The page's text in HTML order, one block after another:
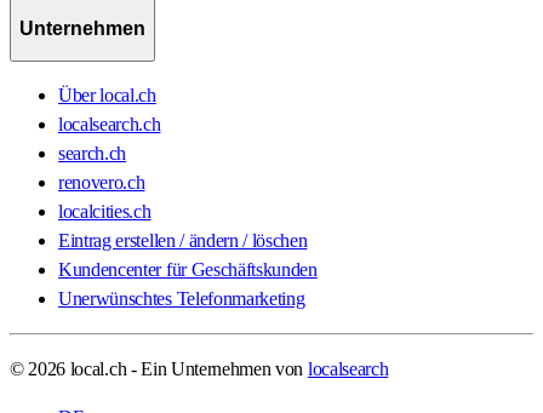
Unternehmen
Über local.ch
localsearch.ch
search.ch
renovero.ch
localcities.ch
Eintrag erstellen / ändern / löschen
Kundencenter für Geschäftskunden
Unerwünschtes Telefonmarketing
© 2026 local.ch - Ein Unternehmen von localsearch